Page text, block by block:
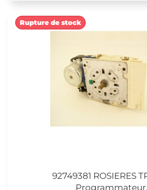
92749381 ROSIERES
Rupture de stock